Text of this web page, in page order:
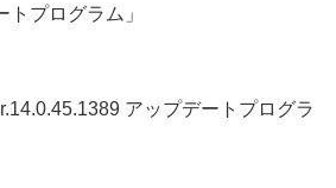
トプログラム」
アップデートプログラ